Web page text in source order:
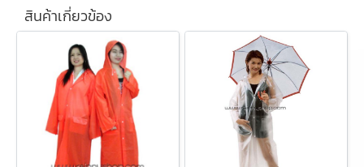
สินค้าเกี่ยวข้อง